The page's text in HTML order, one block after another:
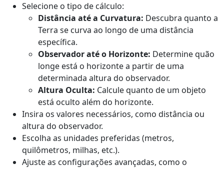
Selecione o tipo de cálculo:
Distância até a Curvatura: Descubra quanto a
Terra se curva ao longo de uma distância
específica.
Observador até o Horizonte: Determine quão
longe está o horizonte a partir de uma
determinada altura do observador.
Altura Oculta: Calcule quanto de um objeto
está oculto além do horizonte.
Insira os valores necessários, como distância ou
altura do observador.
Escolha as unidades preferidas (metros,
quilômetros, milhas, etc.).
Ajuste as configurações avançadas, como o